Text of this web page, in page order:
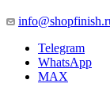
Telegram
WhatsApp
MAX